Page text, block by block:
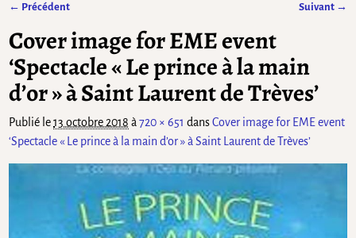
← Précédent Suivant →
Cover image for EME event
‘Spectacle « Le prince à la main
d’or » à Saint Laurent de Trèves’
Publié le13 octobre 2018 à720 × 651 dansCover image for EME event
‘Spectacle « Le prince à la main d’or » à Saint Laurent de Trèves’